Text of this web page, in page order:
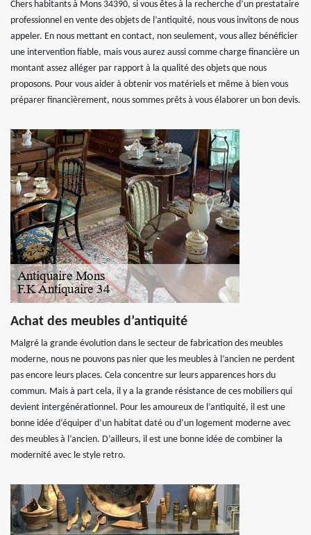
Chers habitants à Mons 34390, si vous êtes à la recherche d’un prestataire
professionnel en vente des objets de l’antiquité, nous vous invitons de nous
appeler. En nous mettant en contact, non seulement, vous allez bénéficier
une intervention fiable, mais vous aurez aussi comme charge financière un
montant assez alléger par rapport à la qualité des objets que nous
proposons. Pour vous aider à obtenir vos matériels et même à bien vous
préparer financièrement, nous sommes prêts à vous élaborer un bon devis.
Achat des meubles d’antiquité
Malgré la grande évolution dans le secteur de fabrication des meubles
moderne, nous ne pouvons pas nier que les meubles à l’ancien ne perdent
pas encore leurs places. Cela concentre sur leurs apparences hors du
commun. Mais à part cela, il y a la grande résistance de ces mobiliers qui
devient intergénérationnel. Pour les amoureux de l’antiquité, il est une
bonne idée d’équiper d’un habitat daté ou d’un logement moderne avec
des meubles à l’ancien. D’ailleurs, il est une bonne idée de combiner la
modernité avec le style retro.